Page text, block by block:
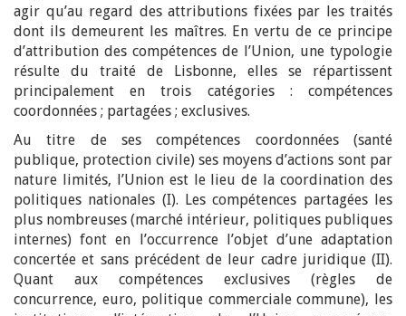
agir qu’au regard des attributions fixées par les traités
dont ils demeurent les maîtres. En vertu de ce principe
d’attribution des compétences de l’Union, une typologie
résulte du traité de Lisbonne, elles se répartissent
principalement en trois catégories : compétences
coordonnées ; partagées ; exclusives.
Au titre de ses compétences coordonnées (santé
publique, protection civile) ses moyens d’actions sont par
nature limités, l’Union est le lieu de la coordination des
politiques nationales (I). Les compétences partagées les
plus nombreuses (marché intérieur, politiques publiques
internes) font en l’occurrence l’objet d’une adaptation
concertée et sans précédent de leur cadre juridique (II).
Quant aux compétences exclusives (règles de
concurrence, euro, politique commerciale commune), les